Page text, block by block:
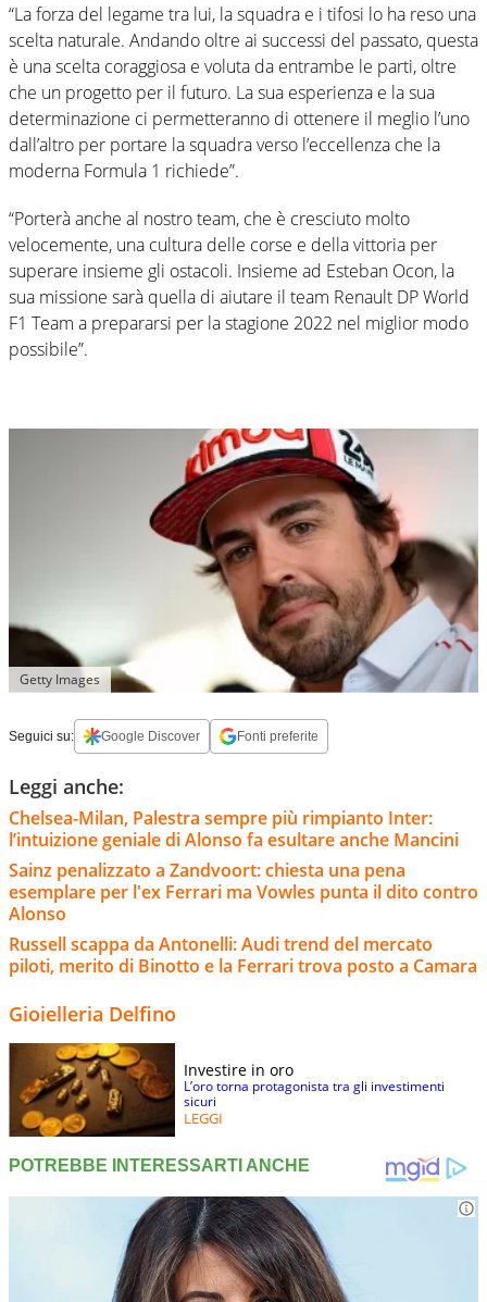
“La forza del legame tra lui, la squadra e i tifosi lo ha reso una
scelta naturale. Andando oltre ai successi del passato, questa
è una scelta coraggiosa e voluta da entrambe le parti, oltre
che un progetto per il futuro. La sua esperienza e la sua
determinazione ci permetteranno di ottenere il meglio l’uno
dall’altro per portare la squadra verso l’eccellenza che la
moderna Formula 1 richiede”.
“Porterà anche al nostro team, che è cresciuto molto
velocemente, una cultura delle corse e della vittoria per
superare insieme gli ostacoli. Insieme ad Esteban Ocon, la
sua missione sarà quella di aiutare il team Renault DP World
F1 Team a prepararsi per la stagione 2022 nel miglior modo
possibile”.
Getty Images
Seguici su: Google Discover Fonti preferite
Leggi anche:
Chelsea-Milan, Palestra sempre più rimpianto Inter:
l’intuizione geniale di Alonso fa esultare anche Mancini
Sainz penalizzato a Zandvoort: chiesta una pena
esemplare per l'ex Ferrari ma Vowles punta il dito contro
Alonso
Russell scappa da Antonelli: Audi trend del mercato
piloti, merito di Binotto e la Ferrari trova posto a Camara
Gioielleria Delfino
Investire in oro
L’oro torna protagonista tra gli investimenti
sicuri
LEGGI